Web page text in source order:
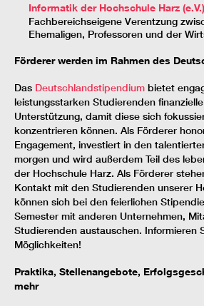
Informatik der Hochschule Harz (e.V.)
Fachbereichseigene Verentzung
Ehemaligen, Professoren und der
Förderer werden im Rahmen des
Das Deutschlandstipendium bietet
leistungsstarken Studierenden
Unterstützung, damit diese sich
konzentrieren können. Als Förderer
Engagement, investiert in den
morgen und wird außerdem Teil des
der Hochschule Harz. Als Förderer
Kontakt mit den Studierenden unserer
können sich bei den feierlichen
Semester mit anderen Unternehmen,
Studierenden austauschen. Informieren
Möglichkeiten!
Praktika, Stellenangebote,
mehr